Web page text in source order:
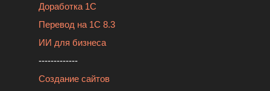
Доработка 1С
Перевод на 1С 8.3
ИИ для бизнеса
-------------
Создание сайтов